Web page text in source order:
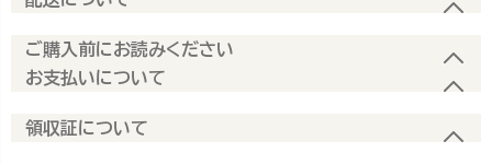
ご購入前にお読みください
お支払いについて
領収証について